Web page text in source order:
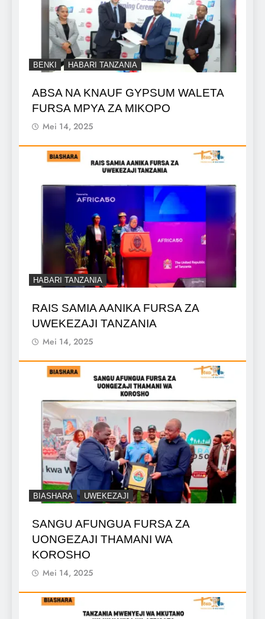
BENKI HABARI TANZANIA
ABSA NA KNAUF GYPSUM WALETA
FURSA MPYA ZA MIKOPO
Mei 14, 2025
HABARI TANZANIA
RAIS SAMIA AANIKA FURSA ZA
UWEKEZAJI TANZANIA
Mei 14, 2025
BIASHARA UWEKEZAJI
SANGU AFUNGUA FURSA ZA
UONGEZAJI THAMANI WA
KOROSHO
Mei 14, 2025